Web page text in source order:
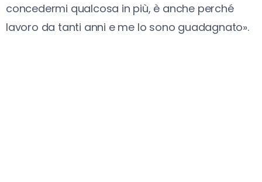
concedermi qualcosa in più, è anche perché
lavoro da tanti anni e me lo sono guadagnato».